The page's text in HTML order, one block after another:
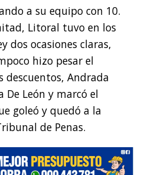
a su equipo con 10.
Litoral tuvo en los
dos ocasiones claras,
hizo pesar el
descuentos, Andrada
León y marcó el
goleó y quedó a la
de Penas.